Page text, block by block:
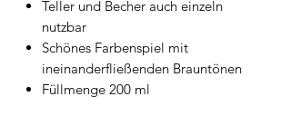
Teller und Becher auch einzeln
nutzbar
Schönes Farbenspiel mit
ineinanderfließenden Brauntönen
Füllmenge 200 ml